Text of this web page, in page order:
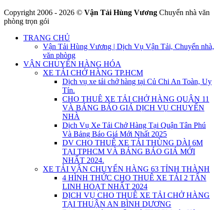
Copyright 2006 - 2026 © Vận Tải Hùng Vương Chuyển nhà văn
phòng trọn gói
TRANG CHỦ
Vận Tải Hùng Vương | Dịch Vụ Vận Tải, Chuyển nhà,
văn phòng
VẬN CHUYỂN HÀNG HÓA
XE TẢI CHỞ HÀNG TP.HCM
Dịch vụ xe tải chở hàng tại Củ Chi An Toàn, Uy
Tín.
CHO THUÊ XE TẢI CHỞ HÀNG QUẬN 11
VÀ BẢNG BÁO GIÁ DỊCH VỤ CHUYỂN
NHÀ
Dịch Vụ Xe Tải Chở Hàng Tại Quận Tân Phú
Và Bảng Báo Giá Mới Nhất 2025
DV CHO THUÊ XE TẢI THÙNG DÀI 6M
TẠI TPHCM VÀ BẢNG BÁO GIÁ MỚI
NHẤT 2024.
XE TẢI VẬN CHUYỂN HÀNG 63 TỈNH THÀNH
4 HÌNH THỨC CHO THUÊ XE TẢI 2 TẤN
LINH HOẠT NHẤT 2024
DỊCH VỤ CHO THUÊ XE TẢI CHỞ HÀNG
TẠI THUẬN AN BÌNH DƯƠNG